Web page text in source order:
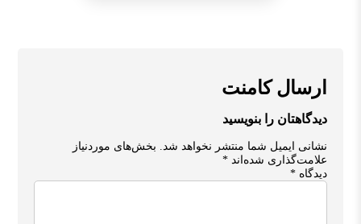
ارسال کامنت
دیدگاهتان را بنویسید
نشانی ایمیل شما منتشر نخواهد شد. بخش‌های موردنیاز
علامت‌گذاری شده‌اند*
دیدگاه*